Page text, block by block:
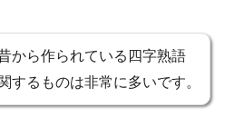
から作られている四字熟語
するものは非常に多いです。